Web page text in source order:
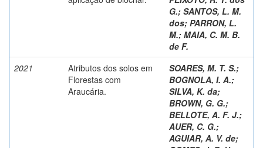
G.; SANTOS, L. M.
dos; PARRON, L.
M.; MAIA, C. M. B.
de F.
2021
Atributos dos solos em
Florestas com
Araucária.
SOARES, M. T. S.;
BOGNOLA, I. A.;
SILVA, K. da;
BROWN, G. G.;
BELLOTE, A. F. J.;
AUER, C. G.;
AGUIAR, A. V. de;